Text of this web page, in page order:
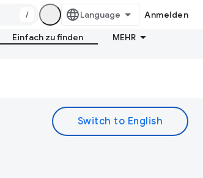
/ Anmelden
Einfach zu finden MEHR